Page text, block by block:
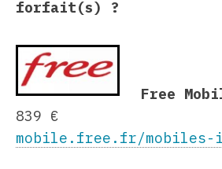
forfait(s) ?
Free
839 €
mobile.free.fr/mobiles-